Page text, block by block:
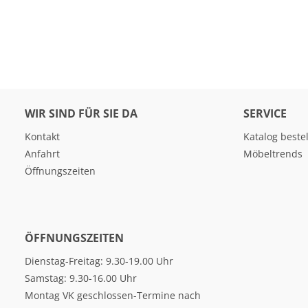
WIR SIND FÜR SIE DA
Kontakt
Anfahrt
Öffnungszeiten
SERVICE
Katalog
Möbeltrends
ÖFFNUNGSZEITEN
Dienstag-Freitag: 9.30-19.00 Uhr
Samstag: 9.30-16.00 Uhr
Montag VK geschlossen-Termine nach